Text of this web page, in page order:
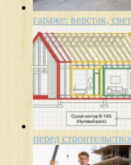
гараже: верстак,
перед